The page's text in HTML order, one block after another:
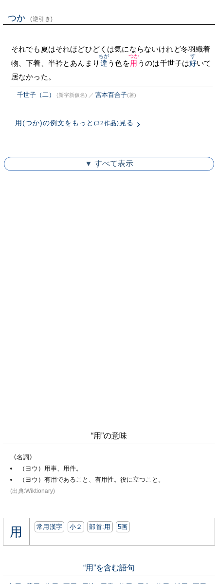
つか (逆引き)
それでも夏はそれほどひどくは気にならないけれど冬羽織着
物、下着、半衿とあんまり 違
ちが
う色を用
つか
うのは千世子は好
す
いて
居なかった。
千世子（二） (新字新仮名) ／ 宮本百合子(著)
用(つか)の例文をもっと (32作品) 見る
▼ すべて表示
“用”の意味
《名詞》
（ヨウ）用事、用件。
（ヨウ）有用であること、有用性。役に立つこと。
(出典:Wiktionary)
用 常用漢字 小２ 部首:⽤ 5画
“用”を含む語句